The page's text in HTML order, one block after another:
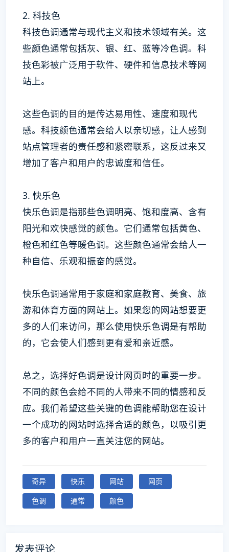
2. 科技色
科技色调通常与现代主义和技术领域有关。这
些颜色通常包括灰、银、红、蓝等冷色调。科
技色彩被广泛用于软件、硬件和信息技术等网
站上。
这些色调的目的是传达易用性、速度和现代
感。科技颜色通常会给人以亲切感，让人感到
站点管理者的责任感和紧密联系，这反过来又
增加了客户和用户的忠诚度和信任。
3. 快乐色
快乐色调是指那些色调明亮、饱和度高、含有
阳光和欢快感觉的颜色。它们通常包括黄色、
橙色和红色等暖色调。这些颜色通常会给人一
种自信、乐观和振奋的感觉。
快乐色调通常用于家庭和家庭教育、美食、旅
游和体育方面的网站上。如果您的网站想要更
多的人们来访问，那么使用快乐色调是有帮助
的，它会使人们感到更有爱和亲近感。
总之，选择好色调是设计网页时的重要一步。
不同的颜色会给不同的人带来不同的情感和反
应。我们希望这些关键的色调能帮助您在设计
一个成功的网站时选择合适的颜色，以吸引更
多的客户和用户一直关注您的网站。
奇异 快乐 网站
网页
色调
通常 颜色
发表评论